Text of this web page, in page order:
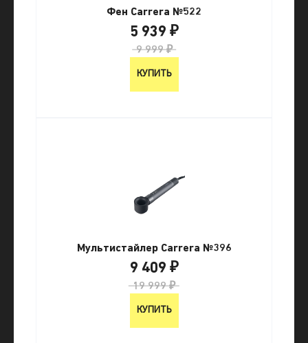
Фен Carrera №522
5 939 ₽
9 999 ₽
КУПИТЬ
Мультистайлер Carrera №396
9 409 ₽
19 999 ₽
КУПИТЬ